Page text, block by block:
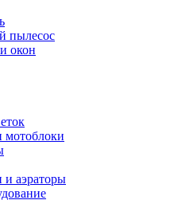
пылесос
окон
мотоблоки
и аэраторы